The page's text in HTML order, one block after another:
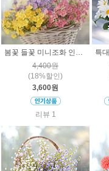
봄꽃 들꽃 미니조화 인조꽃 인테리어 소품장식
4,400원
(18%할인)
3,600원
리뷰 1